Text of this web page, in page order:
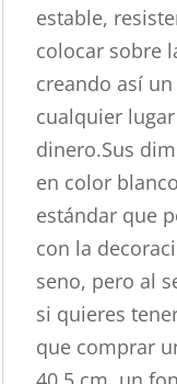
estable,
colocar sobre
creando así
cualquier
dinero.Sus
en color
estándar que
con la
seno, pero al
si quieres
que comprar